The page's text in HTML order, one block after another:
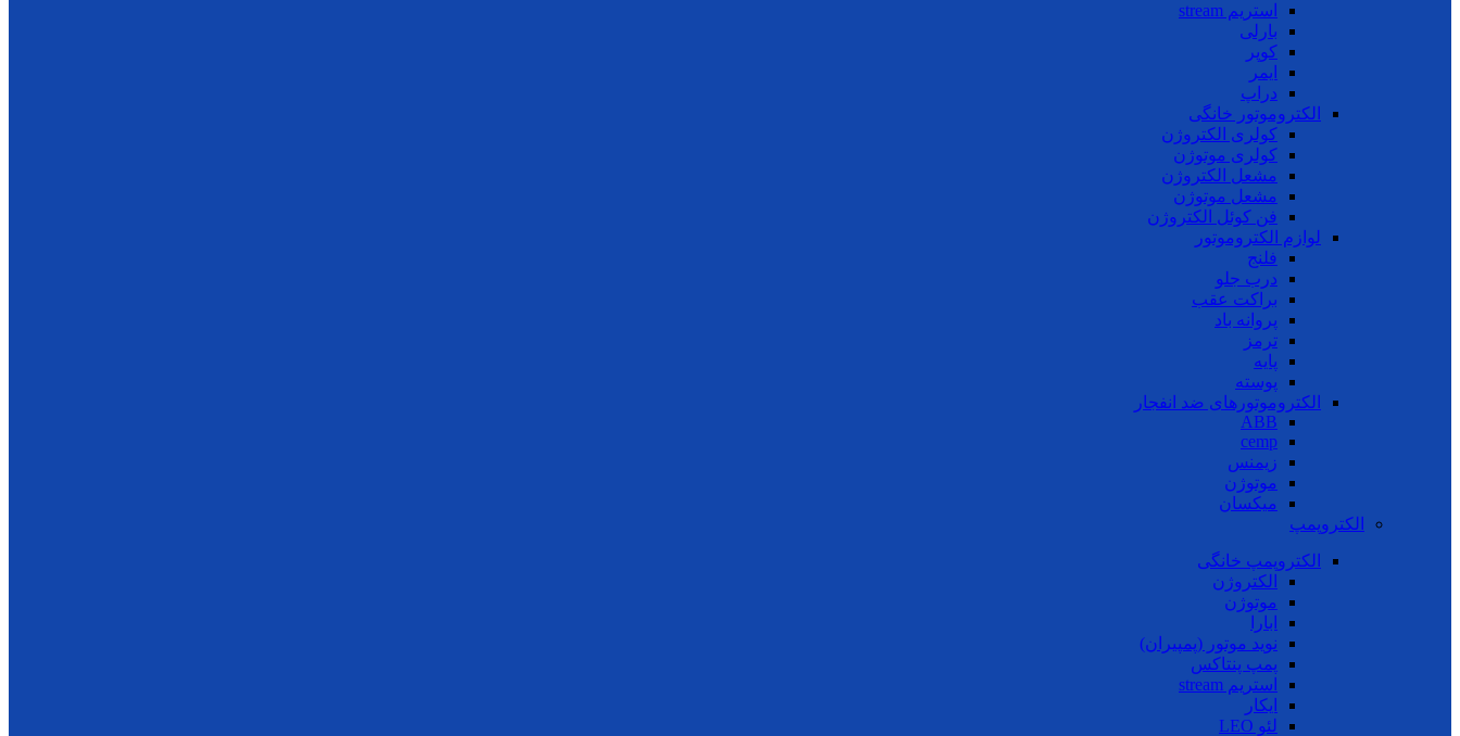
استریم stream
بارلی
کوپر
ایمر
دراپ
الکتروموتور خانگی
کولری الکتروژن
کولری موتوژن
مشعل الکتروژن
مشعل موتوژن
فن کوئل الکتروژن
لوازم الکتروموتور
فلنج
درب جلو
براکت عقب
پروانه باد
ترمز
پایه
پوسته
الکتروموتورهای ضد انفجار
ABB
cemp
زیمنس
موتوژن
میکسان
الکتروپمپ
الکتروپمپ خانگی
الکتروژن
موتوژن
ابارا
نوید موتور (پمپیران)
پمپ پنتاکس
استریم stream
ایکار
لئو LEO